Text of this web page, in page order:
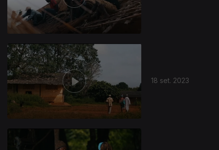
18 set. 2023